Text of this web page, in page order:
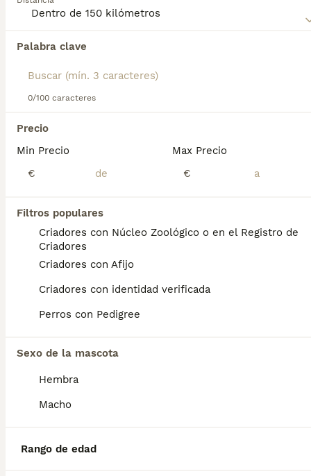
Palabra clave
0/100 caracteres
Precio
Min Precio
€
Max Precio
€
Filtros populares
Criadores con Núcleo Zoológico o en el Registro de
Criadores
Criadores con Afijo
Criadores con identidad verificada
Perros con Pedigree
Sexo de la mascota
Hembra
Macho
Rango de edad
siempre compañía.
Habaneropara obtener información sobre esta raza de
Encontramos 0 Bichón Habanero Cachorros
Si deseas exactamente esta búsqueda guarda tu
búsqueda y espera el resultado perfecto:
Preguntas frecuentes
¿Cuánto cuesta un cachorro
de Bichon Habanero?
El coste medio de un cachorro de Bichon
Habanero en España es de
aproximadamente 501€, aunque los precios
pueden variar según factores como el
¿Cuánto pesa un bichón
habanero de 3 meses?